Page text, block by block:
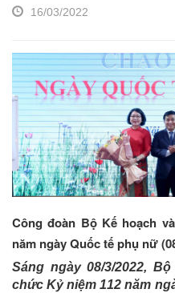
16/03/2022
Công đoàn Bộ Kế hoạch
năm ngày Quốc tế phụ nữ
Sáng ngày 08/3/2022,
chức Kỷ niệm 112 năm